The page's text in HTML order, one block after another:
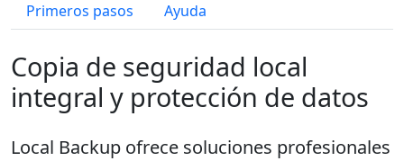
Primeros pasos
Ayuda
Copia de seguridad local
integral y protección de datos
Local Backup ofrece soluciones profesionales